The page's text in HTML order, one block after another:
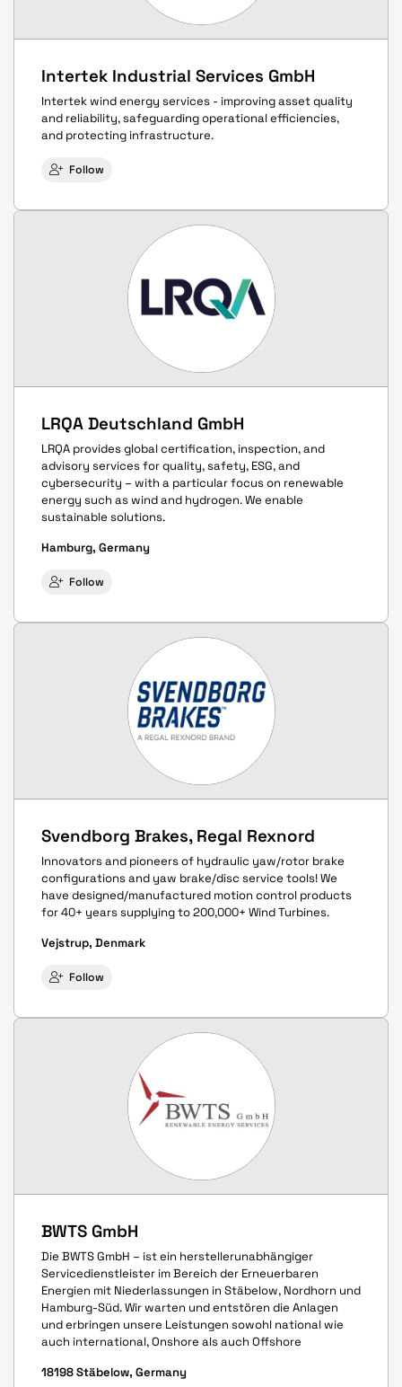
Intertek Industrial Services GmbH
Intertek wind energy services - improving asset quality
and reliability, safeguarding operational efficiencies,
and protecting infrastructure.
Follow
LRQA Deutschland GmbH
LRQA provides global certification, inspection, and
advisory services for quality, safety, ESG, and
cybersecurity – with a particular focus on renewable
energy such as wind and hydrogen. We enable
sustainable solutions.
Hamburg, Germany
Follow
Svendborg Brakes, Regal Rexnord
Innovators and pioneers of hydraulic yaw/rotor brake
configurations and yaw brake/disc service tools! We
have designed/manufactured motion control products
for 40+ years supplying to 200,000+ Wind Turbines.
Vejstrup, Denmark
Follow
BWTS GmbH
Die BWTS GmbH – ist ein herstellerunabhängiger
Servicedienstleister im Bereich der Erneuerbaren
Energien mit Niederlassungen in Stäbelow, Nordhorn und
Hamburg-Süd. Wir warten und entstören die Anlagen
und erbringen unsere Leistungen sowohl national wie
auch international, Onshore als auch Offshore
18198 Stäbelow, Germany